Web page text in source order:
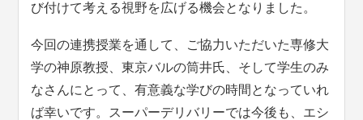
び付けて考える視野を広げる機会となりました。
今回の連携授業を通して、ご協力いただいた専修大
学の神原教授、東京バルの筒井氏、そして学生のみ
なさんにとって、有意義な学びの時間となっていれ
ば幸いです。スーパーデリバリーでは今後も、エシ